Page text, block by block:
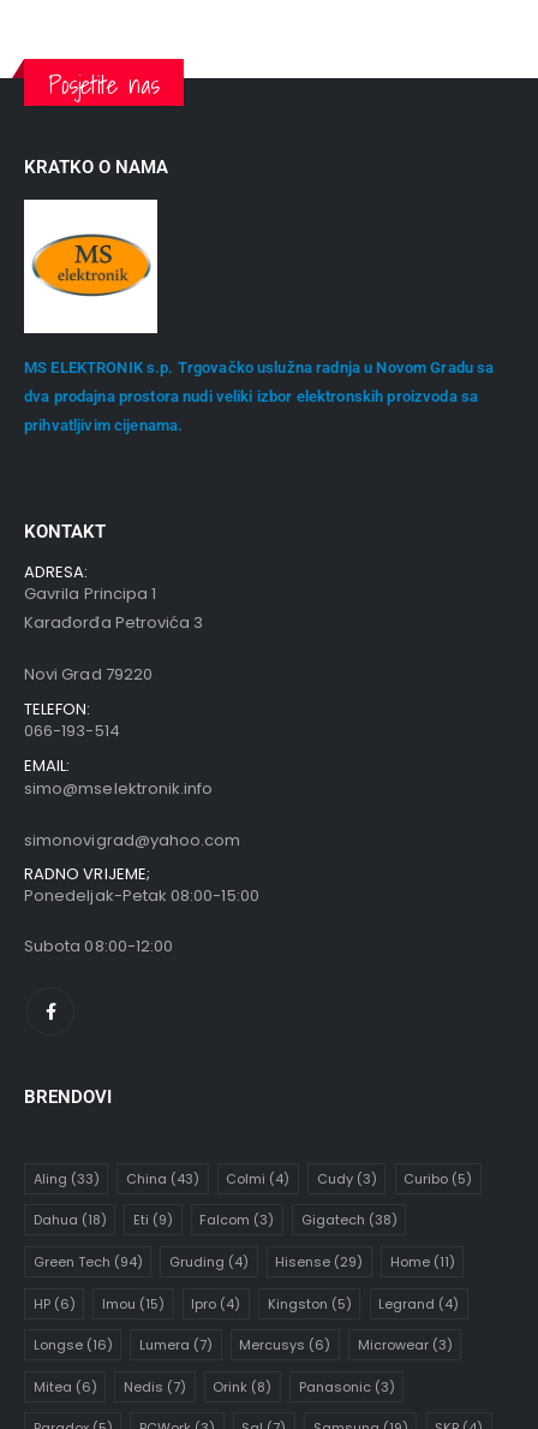
Posjetite nas
KRATKO O NAMA
MS ELEKTRONIK s.p. Trgovačko uslužna radnja u Novom Gradu sa
dva prodajna prostora nudi veliki izbor elektronskih proizvoda sa
prihvatljivim cijenama.
KONTAKT
ADRESA:
Gavrila Principa 1
Karađorđa Petrovića 3
Novi Grad 79220
TELEFON:
066-193-514
EMAIL:
simo@mselektronik.info
simonovigrad@yahoo.com
RADNO VRIJEME;
Ponedeljak-Petak 08:00-15:00
Subota 08:00-12:00
BRENDOVI
Aling (33) China (43) Colmi (4) Cudy(3) Curibo (5)
Dahua (18) Eti (9) Falcom (3) Gigatech (38)
Green Tech (94) Gruding (4) Hisense (29) Home(11)
HP(6) Imou (15) Ipro (4) Kingston (5) Legrand (4)
Longse(16) Lumera (7) Mercusys (6) Microwear(3)
Mitea (6) Nedis (7) Orink (8) Panasonic(3)